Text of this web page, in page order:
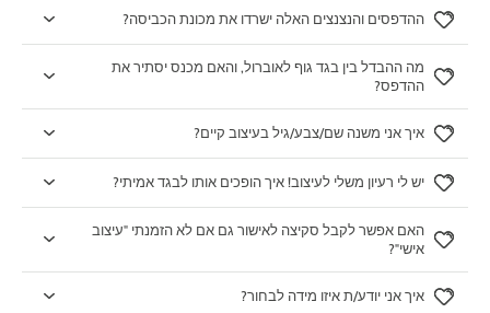
ההדפסים והנצנצים האלה ישרדו את מכונת הכביסה?
מה ההבדל בין בגד גוף לאוברול, והאם מכנס יסתיר את
ההדפס?
איך אני משנה שם/צבע/גיל בעיצוב קיים?
יש לי רעיון משלי לעיצוב! איך הופכים אותו לבגד אמיתי?
האם אפשר לקבל סקיצה לאישור גם אם לא הזמנתי "עיצוב
אישי"?
איך אני יודע/ת איזו מידה לבחור?